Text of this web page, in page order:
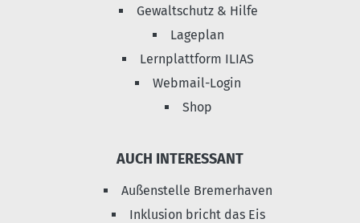
Gewaltschutz & Hilfe
Lageplan
Lernplattform ILIAS
Webmail-Login
Shop
AUCH INTERESSANT
Außenstelle Bremerhaven
Inklusion bricht das Eis